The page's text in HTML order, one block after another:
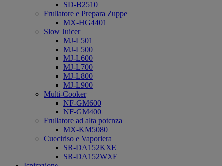
SD-B2510
Frullatore e Prepara Zuppe
MX-HG4401
Slow Juicer
MJ-L501
MJ-L500
MJ-L600
MJ-L700
MJ-L800
MJ-L900
Multi-Cooker
NF-GM600
NF-GM400
Frullatore ad alta potenza
MX-KM5080
Cuociriso e Vaporiera
SR-DA152KXE
SR-DA152WXE